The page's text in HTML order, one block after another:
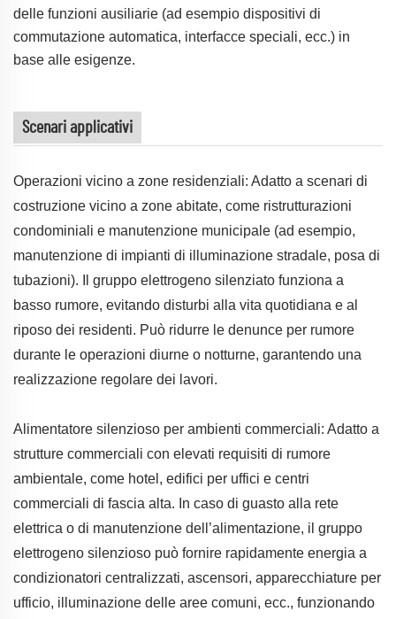
delle funzioni ausiliarie (ad esempio dispositivi di
commutazione automatica, interfacce speciali, ecc.) in
base alle esigenze.
Scenari applicativi
Operazioni vicino a zone residenziali: Adatto a scenari di
costruzione vicino a zone abitate, come ristrutturazioni
condominiali e manutenzione municipale (ad esempio,
manutenzione di impianti di illuminazione stradale, posa di
tubazioni). Il gruppo elettrogeno silenziato funziona a
basso rumore, evitando disturbi alla vita quotidiana e al
riposo dei residenti. Può ridurre le denunce per rumore
durante le operazioni diurne o notturne, garantendo una
realizzazione regolare dei lavori.
Alimentatore silenzioso per ambienti commerciali: Adatto a
strutture commerciali con elevati requisiti di rumore
ambientale, come hotel, edifici per uffici e centri
commerciali di fascia alta. In caso di guasto alla rete
elettrica o di manutenzione dell’alimentazione, il gruppo
elettrogeno silenzioso può fornire rapidamente energia a
condizionatori centralizzati, ascensori, apparecchiature per
ufficio, illuminazione delle aree comuni, ecc., funzionando